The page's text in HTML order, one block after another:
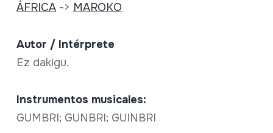
ÁFRICA-> MAROKO
Autor / Intérprete
Ez dakigu.
Instrumentos musicales:
GUMBRI; GUNBRI; GUINBRI